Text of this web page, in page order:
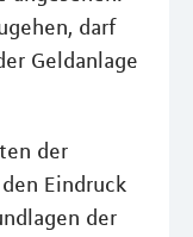
darf
Geldanlage
der
Eindruck
der